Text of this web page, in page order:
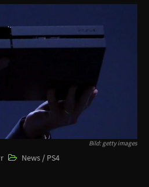
Bild: getty images
News / PS4